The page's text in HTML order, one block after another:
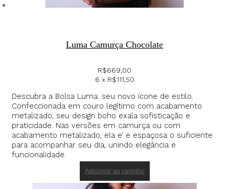
Luma Camurça Chocolate
R$669,00
6 x R$111,50
Descubra a Bolsa Luma: seu novo ícone de estilo.
Confeccionada em couro legítimo com acabamento
metalizado, seu design boho exala sofisticação e
praticidade. Nas versões em camurça ou com
acabamento metalizado, ela e’ e espaçosa o suficiente
para acompanhar seu dia, unindo elegância e
funcionalidade.
Adicionar ao carrinho